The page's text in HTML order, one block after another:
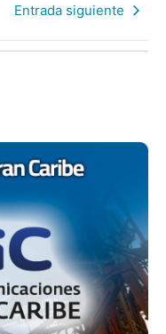
Entrada siguiente